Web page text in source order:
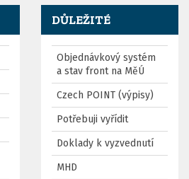
DŮLEŽITÉ
Objednávkový systém
a stav front na MěÚ
Czech POINT (výpisy)
Potřebuji vyřídit
Doklady k vyzvednutí
MHD